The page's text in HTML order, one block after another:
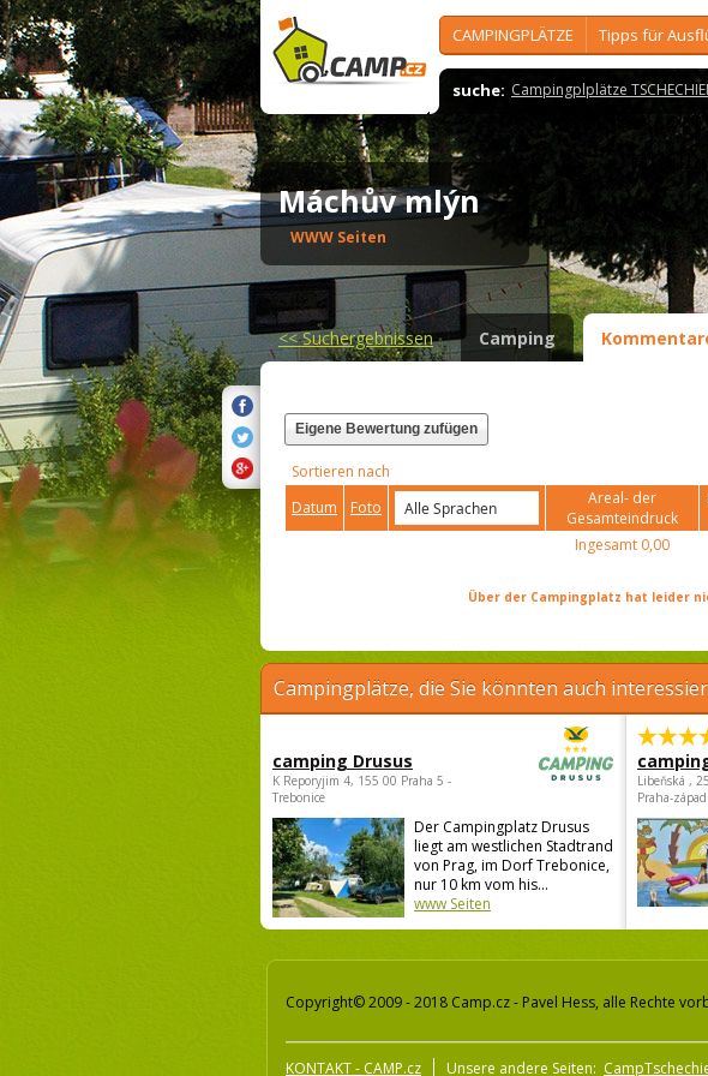
CAMPINGPLÄTZE Tipps für
suche: Campingplplätze
Máchův mlýn
WWW Seiten
<<Suchergebnissen Camping
Eigene Bewertung zufügen
Sortieren nach
Datum
Foto
Areal- der
Gesamteindruck
Ingesamt 0,00
Über der Campingplatz hat leider
Campingplätze, die Sie könnten auch
camping Drusus
K Reporyjim 4, 155 00 Praha 5 -
Trebonice
Der Campingplatz Drusus
liegt am westlichen Stadtrand
von Prag, im Dorf Trebonice,
nur 10 km vom his...
www Seiten
Libeňská ,
Praha-západ
Copyright© 2009 - 2018 Camp.cz - Pavel Hess, alle Rechte
KONTAKT - CAMP.cz Unsere andere Seiten: